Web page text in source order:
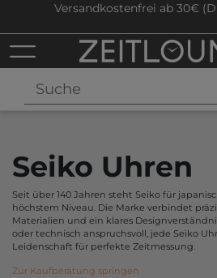
Versandkostenfrei ab 30€
Seiko Uhren
Seit über 140 Jahren steht Seiko für
höchstem Niveau. Die Marke verbindet
Materialien und ein klares
oder technisch anspruchsvoll, jede Seiko
Leidenschaft für perfekte Zeitmessung.
Zur Kaufberatung springen